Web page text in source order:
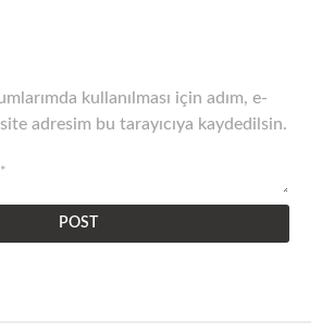
kullanılması için adım, e-
adresim bu tarayıcıya kaydedilsin.